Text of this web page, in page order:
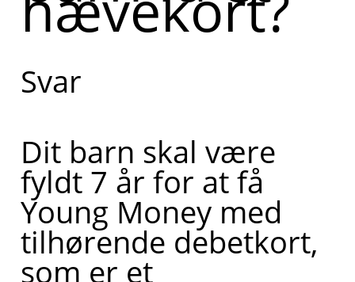
Svar
Dit barn skal være
fyldt 7 år for at få
Young Money med
tilhørende debetkort,
som er et